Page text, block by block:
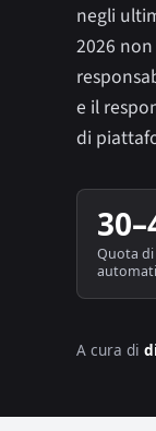
negli
2026
e il
di
Quota di
A cura di